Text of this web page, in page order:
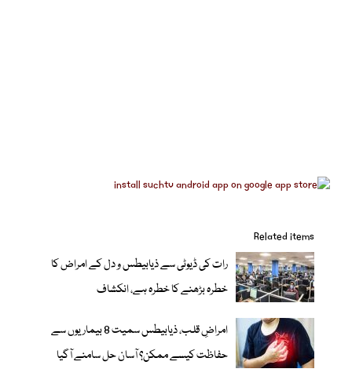
Related items
رات کی ڈیوٹی سے ذیابیطس و دل کے امراض کا
خطرہ بڑھنے کا خطرہ ہے، انکشاف
امراضِ قلب، ذیابیطس سمیت 8 بیماریوں سے
حفاظت کیسے ممکن؟ آسان حل سامنے آگیا